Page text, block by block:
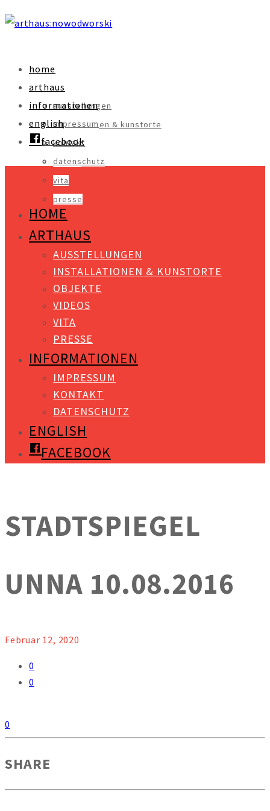
home
arthaus
ausstellungen
installationen & kunstorte
objekte
videos
vita
presse
informationen
impressum
kontakt
datenschutz
english
facebook
HOME
ARTHAUS
AUSSTELLUNGEN
INSTALLATIONEN & KUNSTORTE
OBJEKTE
VIDEOS
VITA
PRESSE
INFORMATIONEN
IMPRESSUM
KONTAKT
DATENSCHUTZ
ENGLISH
FACEBOOK
STADTSPIEGEL
UNNA 10.08.2016
Februar 12, 2020
0
0
0
SHARE